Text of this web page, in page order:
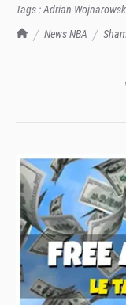
TrashTalk Actu NBA
News NBA
Tags :Adrian